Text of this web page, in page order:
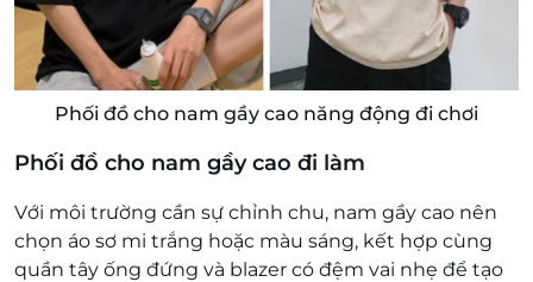
Phối đồ cho nam gầy cao năng động đi chơi
Phối đồ cho nam gầy cao đi làm
Với môi trường cần sự chỉnh chu, nam gầy cao nên
chọn áo sơ mi trắng hoặc màu sáng, kết hợp cùng
quần tây ống đứng và blazer có đệm vai nhẹ để tạo